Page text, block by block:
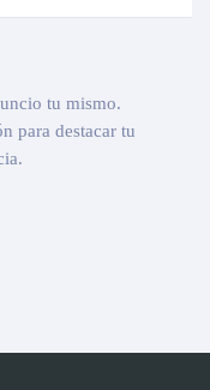
tu mismo.
para destacar tu